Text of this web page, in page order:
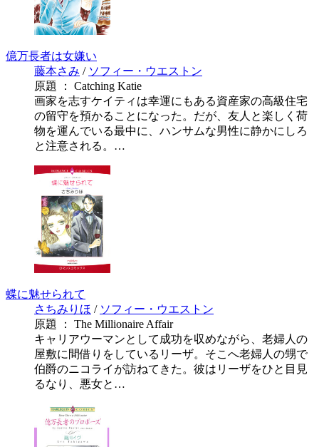
億万長者は女嫌い
藤本さみ / ソフィー・ウエストン
原題 ： Catching Katie
画家を志すケイティは幸運にもある資産家の高級住宅
の留守を預かることになった。だが、友人と楽しく荷
物を運んでいる最中に、ハンサムな男性に静かにしろ
と注意される。…
蝶に魅せられて
さちみりほ / ソフィー・ウエストン
原題 ： The Millionaire Affair
キャリアウーマンとして成功を収めながら、老婦人の
屋敷に間借りをしているリーザ。そこへ老婦人の甥で
伯爵のニコライが訪ねてきた。彼はリーザをひと目見
るなり、悪女と…